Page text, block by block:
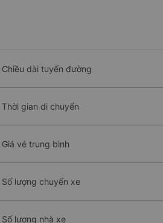
Chiều dài tuyến đường
Thời gian di chuyển
Giá vé trung bình
Số lượng chuyến xe
Số lượng nhà xe